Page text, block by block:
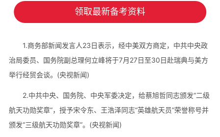
领取最新备考资料
1.商务部新闻发言人23日表示，经中美双方商定，中共中央政
治局委员、国务院副总理何立峰将于7月27日至30日赴瑞典与美方
举行经贸会谈。(央视新闻)
2.中共中央、国务院、中央军委决定，给蔡旭哲同志颁发“二级
航天功勋奖章”，授予宋令东、王浩泽同志“英雄航天员”荣誉称号并
颁发“三级航天功勋奖章”。(央视新闻)